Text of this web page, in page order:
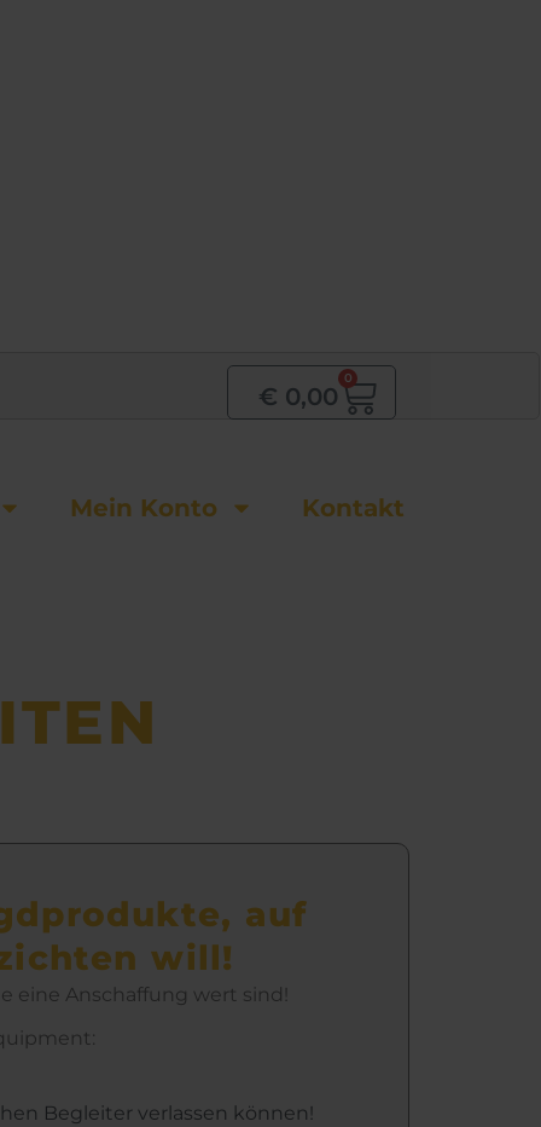
€ 0,00
0
Mein Konto Kontakt
auf
will!
eine Anschaffung wert sind!
Begleiter verlassen können!